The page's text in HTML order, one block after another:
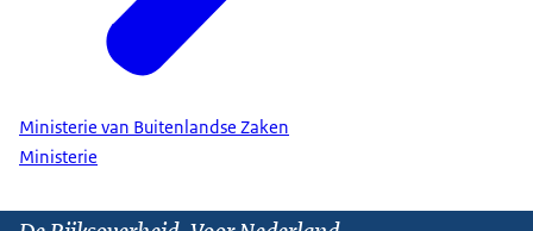
Ministerie van Buitenlandse Zaken
Ministerie